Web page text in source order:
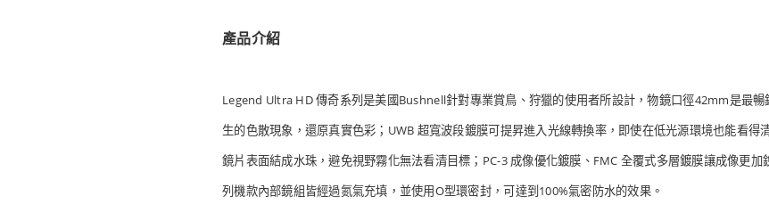
產品介紹
Legend Ultra HD 傳奇系列是美國Bushnell針對專業賞鳥、狩獵的使用者所設計，物鏡口徑42mm是最
生的色散現象，還原真實色彩；UWB 超寬波段鍍膜可提昇進入光線轉換率，即使在低光源環境也能看
鏡片表面結成水珠，避免視野霧化無法看清目標；PC-3 成像優化鍍膜、FMC 全覆式多層鍍膜讓成像更
列機款內部鏡組皆經過氮氣充填，並使用O型環密封，可達到100%氣密防水的效果。